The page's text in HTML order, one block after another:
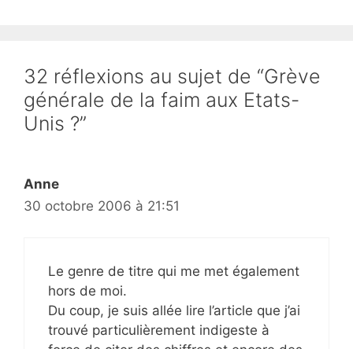
32 réflexions au sujet de “Grève
générale de la faim aux Etats-
Unis ?”
Anne
30 octobre 2006 à 21:51
Le genre de titre qui me met également
hors de moi.
Du coup, je suis allée lire l’article que j’ai
trouvé particulièrement indigeste à